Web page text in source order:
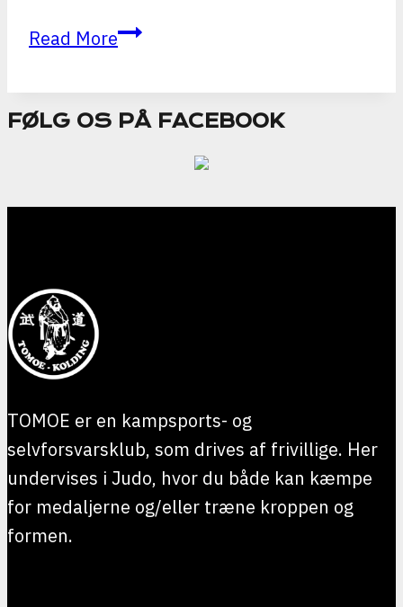
Read More9
medaljer
FØLG OS PÅ FACEBOOK
TOMOE er en kampsports- og
selvforsvarsklub, som drives af frivillige. Her
undervises i Judo, hvor du både kan kæmpe
for medaljerne og/eller træne kroppen og
formen.